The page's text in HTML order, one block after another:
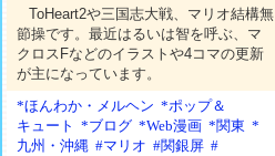
ToHeart2や三国志大戦、マリオ結構無
節操です。最近はるいは智を呼ぶ、マ
クロスFなどのイラストや4コマの更新
が主になっています。
*ほんわか・メルヘン *ポップ＆
キュート
*ブログ *Web漫画 *関東 *
九州・沖縄 #マリオ #関銀屏 #